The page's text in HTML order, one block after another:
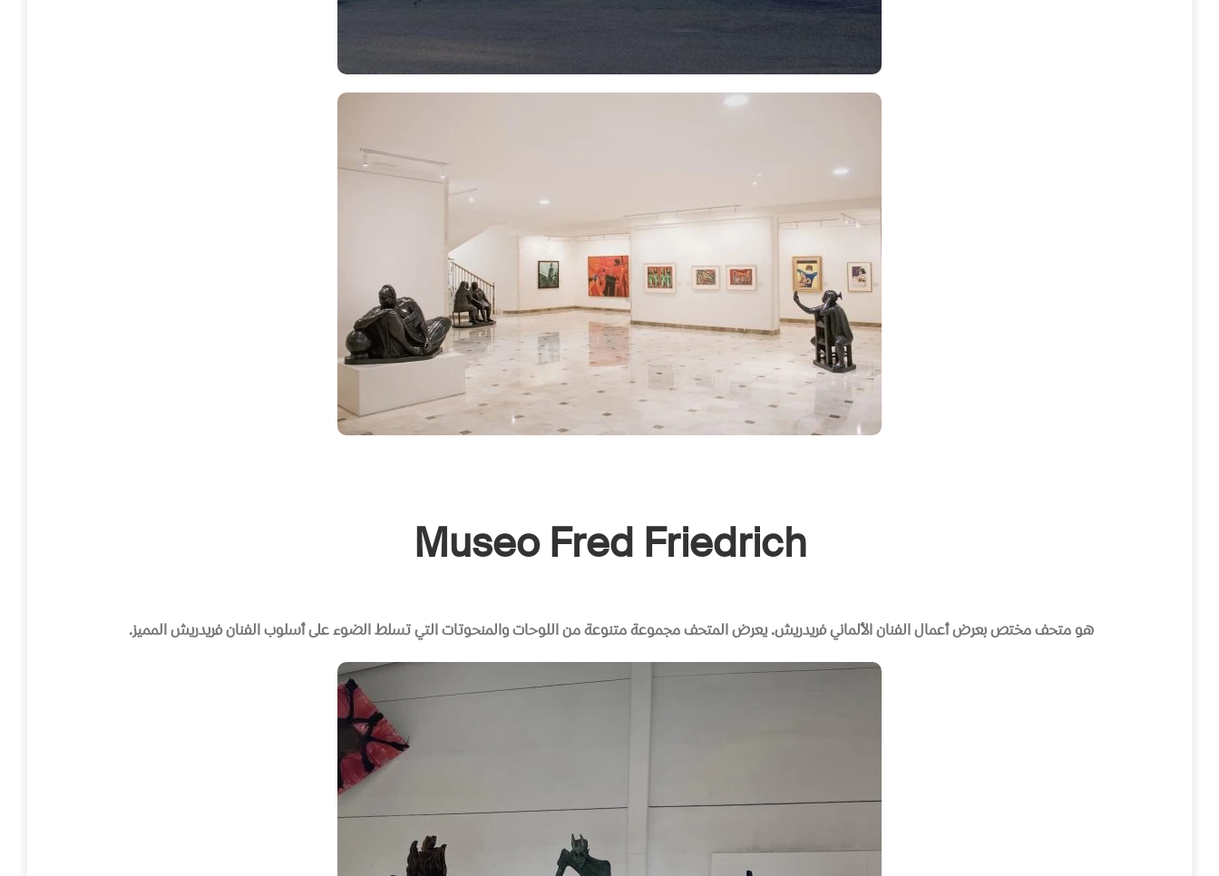
Museo Fred Friedrich
هو متحف مختص بعرض أعمال الفنان الألماني فريدريش.يعرض المتحف مجموعة متنوعة من اللوحات والمنحوتات التي تسلط الضوء على أسلوب الفنان فريدريش المميز.